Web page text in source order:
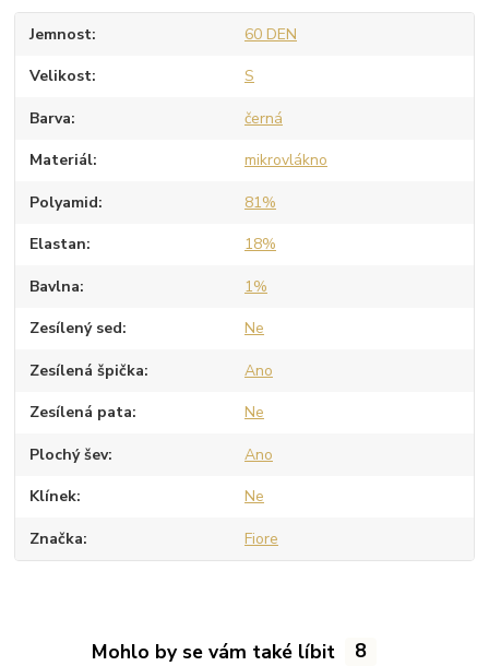
Jemnost 60 DEN
Velikost S
Barva černá
Materiál mikrovlákno
Polyamid 81%
Elastan 18%
Bavlna 1%
Zesílený sed Ne
Zesílená špička Ano
Zesílená pata Ne
Plochý šev Ano
Klínek Ne
Značka Fiore
Mohlo by se vám také líbit 8